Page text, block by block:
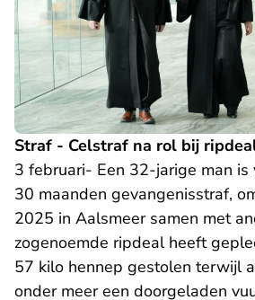
Straf - Celstraf na rol bij
3 februari- Een 32-jarige man
30 maanden gevangenisstraf,
2025 in Aalsmeer samen met
zogenoemde ripdeal heeft
57 kilo hennep gestolen terwijl
onder meer een doorgeladen